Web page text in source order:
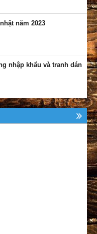
năm 2023
nhập khẩu và tranh dán